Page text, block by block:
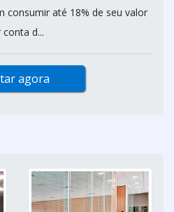
consumir até 18% de seu valor
d...
agora